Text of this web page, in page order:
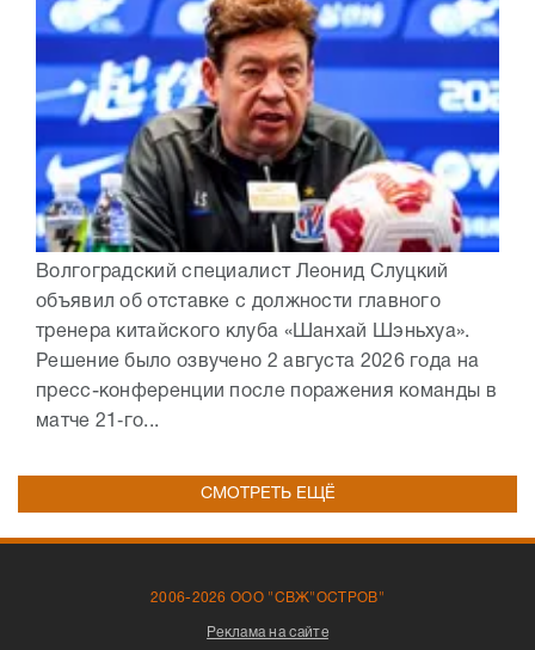
Волгоградский специалист Леонид Слуцкий
объявил об отставке с должности главного
тренера китайского клуба «Шанхай Шэньхуа».
Решение было озвучено 2 августа 2026 года на
пресс-конференции после поражения команды в
матче 21‑го...
СМОТРЕТЬ ЕЩЁ
2006-2026 ООО "СВЖ"ОСТРОВ"
Реклама на сайте